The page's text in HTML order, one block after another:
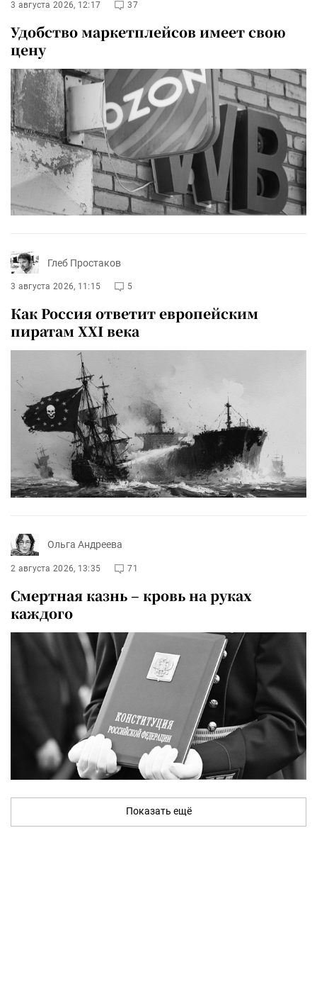
3 августа 2026, 12:17 37
Удобство маркетплейсов имеет свою
цену
Глеб Простаков
3 августа 2026, 11:15 5
Как Россия ответит европейским
пиратам XXI века
Ольга Андреева
2 августа 2026, 13:35 71
Смертная казнь – кровь на руках
каждого
Показать ещё